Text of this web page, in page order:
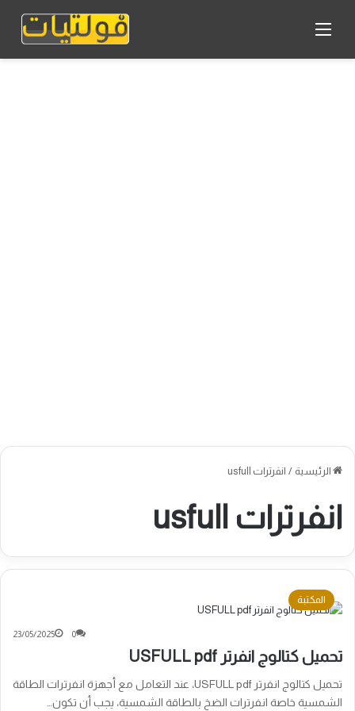
الرئيسية / انفرترات usfull
انفرترات usfull
المكتبة
23/05/2025 0
تحميل كتالوج انفرتر USFULL pdf
تحميل كتالوج انفرتر USFULL pdf، عند التعامل مع أجهزة انفرترات الطاقة
الشمسية خاصة انفرترات الضخ بالطاقة الشمسية، يجب أن تكون…